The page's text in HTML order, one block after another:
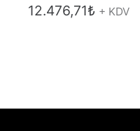
12.476,71₺ + KDV